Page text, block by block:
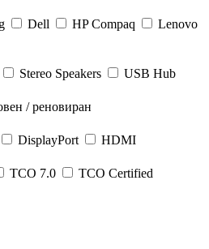
Dell HP Compaq
Lenovo
Stereo Speakers USB Hub
/ реновиран
DisplayPort HDMI
TCO 7.0 TCO Certified